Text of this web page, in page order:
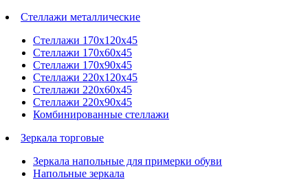
Стеллажи металлические
Стеллажи 170х120х45
Стеллажи 170х60х45
Стеллажи 170х90х45
Стеллажи 220х120х45
Стеллажи 220х60х45
Стеллажи 220х90х45
Комбинированные стеллажи
Зеркала торговые
Зеркала напольные для примерки обуви
Напольные зеркала